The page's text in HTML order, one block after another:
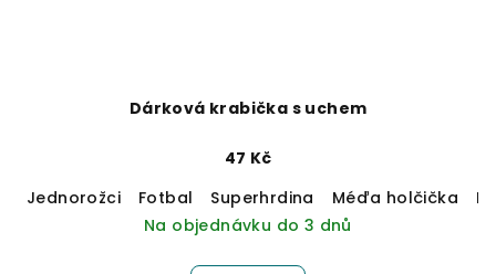
Dárková krabička s uchem
47 Kč
Jednorožci
Fotbal Superhrdina Méďa holčička
Na objednávku do 3 dnů